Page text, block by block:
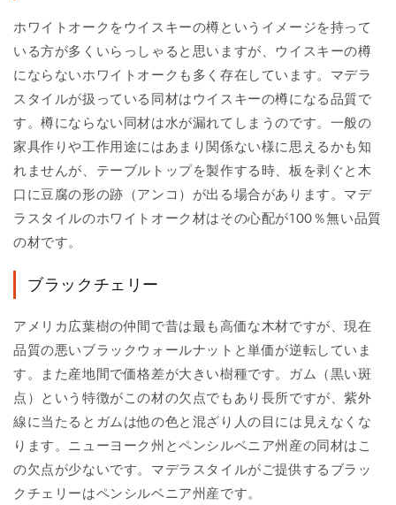
ホワイトオークをウイスキーの樽というイメージを持って
いる方が多くいらっしゃると思いますが、ウイスキーの樽
にならないホワイトオークも多く存在しています。マデラ
スタイルが扱っている同材はウイスキーの樽になる品質で
す。樽にならない同材は水が漏れてしまうのです。一般の
家具作りや工作用途にはあまり関係ない様に思えるかも知
れませんが、テーブルトップを製作する時、板を剥ぐと木
口に豆腐の形の跡（アンコ）が出る場合があります。マデ
ラスタイルのホワイトオーク材はその心配が100％無い品質
の材です。
ブラックチェリー
アメリカ広葉樹の仲間で昔は最も高価な木材ですが、現在
品質の悪いブラックウォールナットと単価が逆転していま
す。また産地間で価格差が大きい樹種です。ガム（黒い斑
点）という特徴がこの材の欠点でもあり長所ですが、紫外
線に当たるとガムは他の色と混ざり人の目には見えなくな
ります。ニューヨーク州とペンシルベニア州産の同材はこ
の欠点が少ないです。マデラスタイルがご提供するブラッ
クチェリーはペンシルベニア州産です。